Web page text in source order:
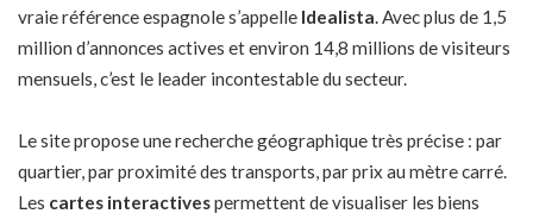
vraie référence espagnole s’appelle Idealista. Avec plus de 1,5
million d’annonces actives et environ 14,8 millions de visiteurs
mensuels, c’est le leader incontestable du secteur.
Le site propose une recherche géographique très précise : par
quartier, par proximité des transports, par prix au mètre carré.
Les cartes interactivespermettent de visualiser les biens